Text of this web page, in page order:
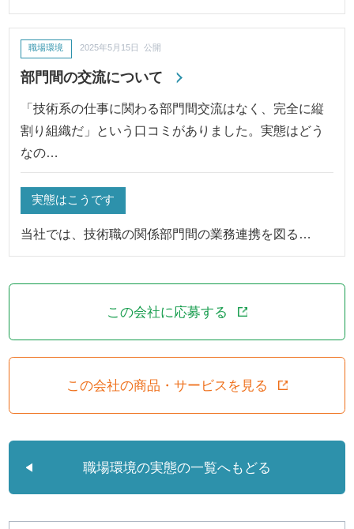
部門間の交流について
職場環境 2025年5月15日 公開
「技術系の仕事に関わる部門間交流はなく、完全に縦
割り組織だ」という口コミがありました。実態はどう
なの…
実態はこうです
当社では、技術職の関係部門間の業務連携を図る…
この会社に応募する
この会社の商品・サービスを見る
職場環境の実態の一覧へもどる